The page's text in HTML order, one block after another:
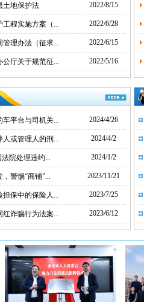
土地保护法 2022/8/15
工程实施方案（... 2022/6/28
理办法（征求... 2022/6/15
公厅关于规范征... 2022/5/16
车平台与司机关... 2024/4/26
或管理人的刑... 2024/4/2
院处理违约... 2024/1/2
警惕“商铺”... 2023/11/21
担保中的保险人... 2023/7/25
诈骗行为法案... 2023/6/12